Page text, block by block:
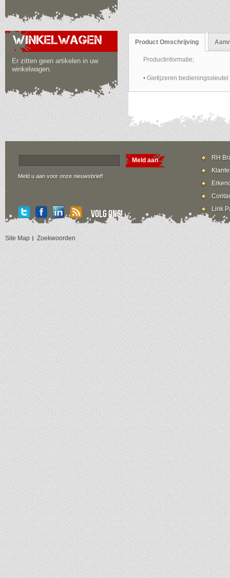
Product Omschrijving
Productinformatie;
• Gietijzeren
WINKELWAGEN
Er zitten geen artikelen in uw
winkelwagen.
Meld aan
Meld u aan voor onze nieuwsbrief!
RH
Link
Volg ons!
Site Map Zoekwoorden